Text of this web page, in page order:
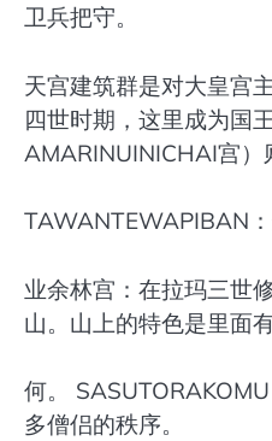
卫兵把守。
天宫建筑群是对大皇宫
四世时期，这里成为国
AMARINUINICHAI宫）
TAWANTEWAPIBAN
业余林宫：在拉玛三世
山。山上的特色是里面
何。
多僧侣的秩序。